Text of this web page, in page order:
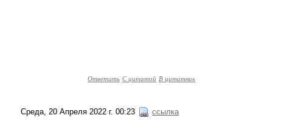
Ответить С цитатой В цитатник
Среда, 20 Апреля 2022 г. 00:23 ссылка